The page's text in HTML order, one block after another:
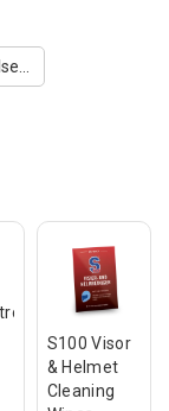
S100 Visor
& Helmet
Cleaning